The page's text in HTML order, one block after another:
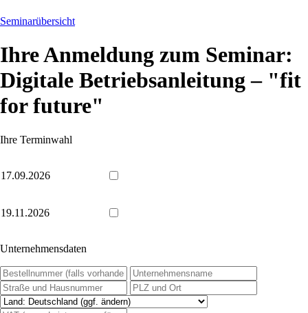
Seminarübersicht
Ihre Anmeldung zum Seminar:
Digitale Betriebsanleitung – "fit
for future"
Ihre Terminwahl
17.09.2026
19.11.2026
Unternehmensdaten